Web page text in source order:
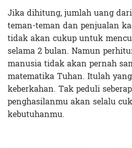
Jika dihitung, jumlah uang
teman-teman dan penjualan
tidak akan cukup untuk
selama 2 bulan. Namun
manusia tidak akan pernah
matematika Tuhan. Itulah
keberkahan. Tak peduli
penghasilanmu akan selalu
kebutuhanmu.